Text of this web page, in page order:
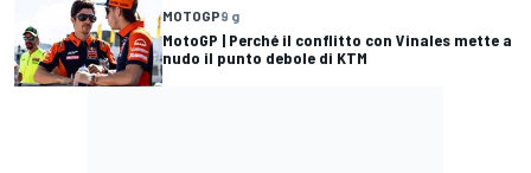
MOTOGP9 g
MotoGP | Perché il conflitto con Vinales mette a
nudo il punto debole di KTM